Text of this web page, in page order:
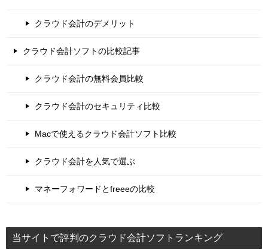
クラウド会計のデメリット
クラウド会計ソフトの比較記事
クラウド会計の無料会員比較
クラウド会計のセキュリティ比較
Macで使えるクラウド会計ソフト比較
クラウド会計を人気で選ぶ
マネーフォワードとfreeeの比較
当サイトで評判のクラウド会計ソフトランキング